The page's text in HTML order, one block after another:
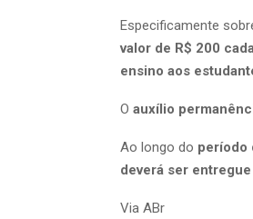
Especificamente
valor de R$ 200
ensino aos
O auxílio
Ao longo do período
deverá ser
Via ABr